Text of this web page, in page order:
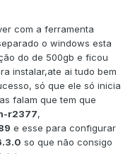
com a ferramenta
o windows esta
do de 500gb e ficou
instalar,ate ai tudo bem
só que ele só inicia
falam que tem que
r2377,
e esse para configurar
so que não consigo